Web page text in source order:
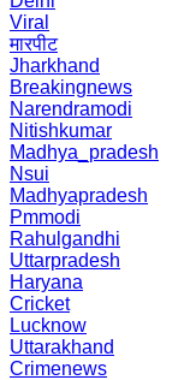
Viral
मारपीट
Jharkhand
Breakingnews
Narendramodi
Nitishkumar
Madhya_pradesh
Nsui
Madhyapradesh
Pmmodi
Rahulgandhi
Uttarpradesh
Haryana
Cricket
Lucknow
Uttarakhand
Crimenews